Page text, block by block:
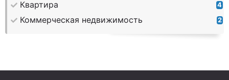
Квартира 4
Коммерческая недвижимость 2